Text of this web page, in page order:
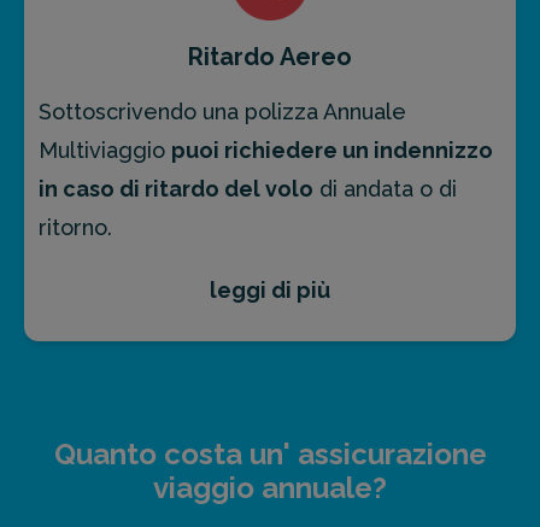
Ritardo Aereo
Sottoscrivendo una polizza Annuale
Multiviaggio puoi richiedere un indennizzo
in caso di ritardo del volo di andata o di
ritorno.
Alla copertura per il ritardo aereo si
Il ritardo deve essere di almeno
leggi di più
Quanto costa un' assicurazione
viaggio annuale?